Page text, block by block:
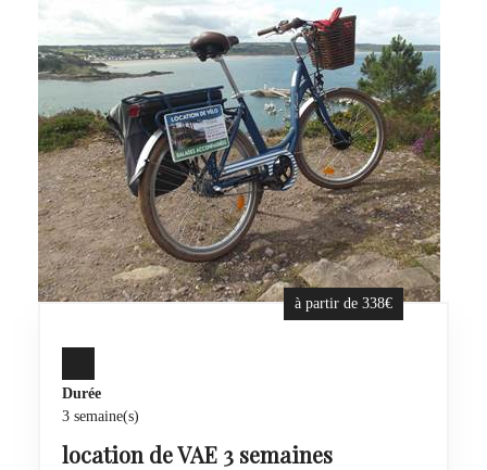
à partir de 338€
Durée
3 semaine(s)
location de VAE 3 semaines